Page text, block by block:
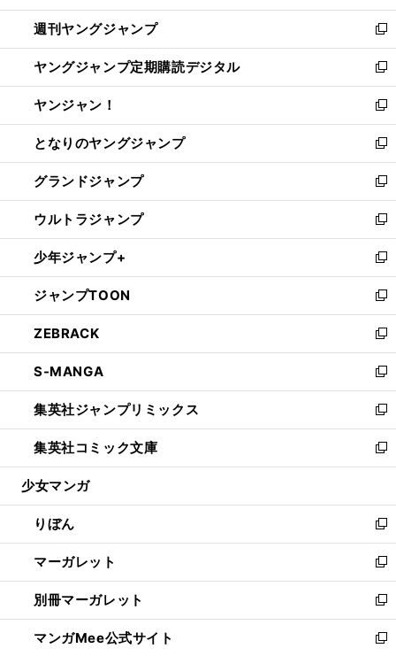
開
く
ウ
で
開
く
ン
ド
ウ
で
開
く
ウ
ィ
ン
ド
ウ
で
開
く
週刊ヤングジャンプ
新
し
い
ウ
ィ
ン
ド
ウ
で
開
く
ヤングジャンプ定期購読デジタル
新
し
い
ウ
ィ
ン
ド
ウ
で
開
く
ヤンジャン！
新
し
い
ウ
ィ
ン
ド
ウ
で
開
く
となりのヤングジャンプ
新
し
い
ウ
ィ
ン
ド
ウ
で
開
く
グランドジャンプ
新
し
い
ウ
ィ
ン
ド
ウ
で
開
く
ウルトラジャンプ
新
し
い
ウ
ィ
ン
ド
ウ
で
開
く
少年ジャンプ+
新
し
い
ウ
ィ
ン
ド
ウ
で
開
く
ジャンプTOON
新
し
い
ウ
ィ
ン
ド
ウ
で
開
ZEBRACK
新
し
い
ウ
ィ
ン
ド
ウ
開
く
S-MANGA
新
し
い
ウ
ィ
ン
ウ
で
開
く
集英社ジャンプリミックス
新
し
い
ウ
ン
ド
ウ
で
開
く
集英社コミック文庫
新
し
ウ
ィ
ン
ド
ウ
で
開
く
少女マンガ
りぼん
新
し
い
ウ
ィ
ン
ド
マーガレット
新
し
い
ウ
ィ
別冊マーガレット
新
し
い
マンガMee公式サイト
新